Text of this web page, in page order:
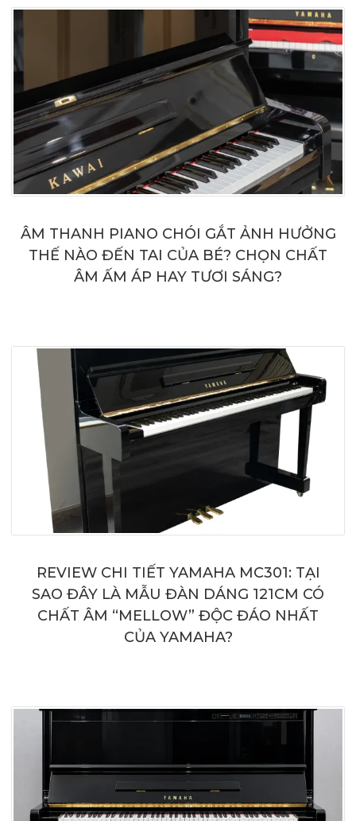
ÂM THANH PIANO CHÓI GẮT ẢNH HƯỞNG
THẾ NÀO ĐẾN TAI CỦA BÉ? CHỌN CHẤT
ÂM ẤM ÁP HAY TƯƠI SÁNG?
REVIEW CHI TIẾT YAMAHA MC301: TẠI
SAO ĐÂY LÀ MẪU ĐÀN DÁNG 121CM CÓ
CHẤT ÂM “MELLOW” ĐỘC ĐÁO NHẤT
CỦA YAMAHA?